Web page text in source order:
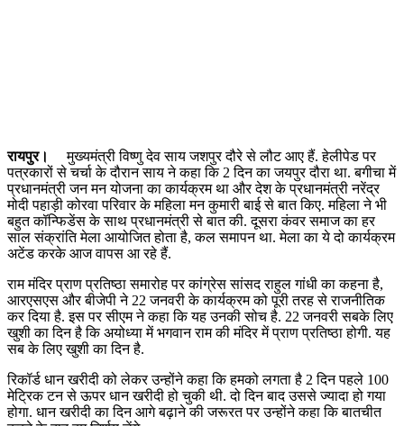
रायपुर।
मुख्यमंत्री विष्णु देव साय जशपुर दौरे से लौट आए हैं. हेलीपेड पर
पत्रकारों से चर्चा के दौरान साय ने कहा कि 2 दिन का जयपुर दौरा था. बगीचा में
प्रधानमंत्री जन मन योजना का कार्यक्रम था और देश के प्रधानमंत्री नरेंद्र
मोदी पहाड़ी कोरवा परिवार के महिला मन कुमारी बाई से बात किए. महिला ने भी
बहुत कॉन्फिडेंस के साथ प्रधानमंत्री से बात की. दूसरा कंवर समाज का हर
साल संक्रांति मेला आयोजित होता है, कल समापन था. मेला का ये दो कार्यक्रम
अटेंड करके आज वापस आ रहे हैं.
राम मंदिर प्राण प्रतिष्ठा समारोह पर कांग्रेस सांसद राहुल गांधी का कहना है,
आरएसएस और बीजेपी ने 22 जनवरी के कार्यक्रम को पूरी तरह से राजनीतिक
कर दिया है. इस पर सीएम ने कहा कि यह उनकी सोच है. 22 जनवरी सबके लिए
खुशी का दिन है कि अयोध्या में भगवान राम की मंदिर में प्राण प्रतिष्ठा होगी. यह
सब के लिए खुशी का दिन है.
रिकॉर्ड धान खरीदी को लेकर उन्होंने कहा कि हमको लगता है 2 दिन पहले 100
मेट्रिक टन से ऊपर धान खरीदी हो चुकी थी. दो दिन बाद उससे ज्यादा हो गया
होगा. धान खरीदी का दिन आगे बढ़ाने की जरूरत पर उन्होंने कहा कि बातचीत